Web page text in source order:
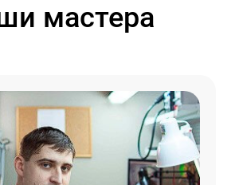
мастера